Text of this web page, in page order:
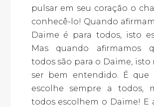
pulsar em seu coração o
conhecê-lo! Quando
Daime é para todos, isto
Mas quando afirmamos
todos são para o Daime, isto
ser bem entendido. É que
escolhe sempre a todos,
todos escolhem o Daime! E